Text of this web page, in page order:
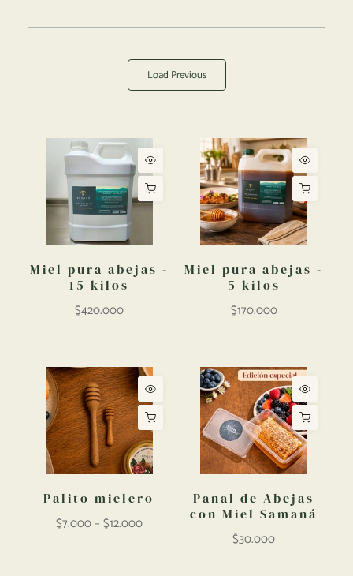
Load Previous
Miel pura abejas -
15 kilos
$420.000
Miel pura abejas -
5 kilos
$170.000
Palito mielero
$7.000 – $12.000
Panal de Abejas
con Miel Samaná
$30.000